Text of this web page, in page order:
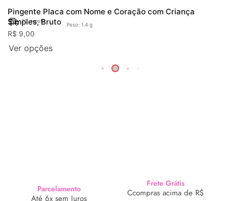
Pingente Placa com Nome e Coração com Criança
Simples, Bruto
20. agosto
Peso: 1.4 g
R$ 9,00
Ver opções
Parcelamento
Até 6x sem Juros
Frete Grátis
Ccompras acima de R$